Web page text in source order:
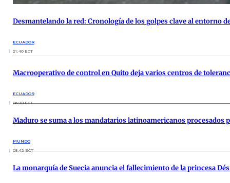
Desmantelando la red: Cronología de los golpes clave al entorno de
ECUADOR
21:40 ECT
Macrooperativo de control en Quito deja varios centros de
ECUADOR
06:38 ECT
Maduro se suma a los mandatarios latinoamericanos procesados
MUNDO
08:42 ECT
La monarquía de Suecia anuncia el fallecimiento de la princesa